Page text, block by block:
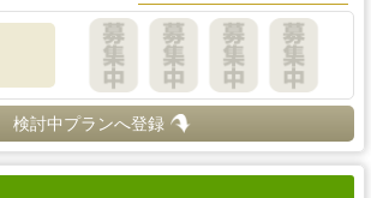
検討中プランへ登録